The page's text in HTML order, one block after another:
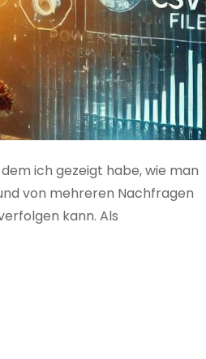
ich gezeigt habe, wie man
von mehreren Nachfragen
kann. Als